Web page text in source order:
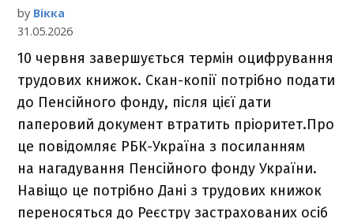
by Вікка
31.05.2026
10 червня завершується термін оцифрування
трудових книжок. Скан-копії потрібно подати
до Пенсійного фонду, після цієї дати
паперовий документ втратить пріоритет.Про
це повідомляє РБК-Україна з посиланням
на нагадування Пенсійного фонду України.
Навіщо це потрібно Дані з трудових книжок
переносяться до Реєстру застрахованих осіб